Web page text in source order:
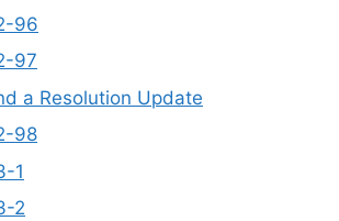
96
97
a Resolution Update
98
1
2